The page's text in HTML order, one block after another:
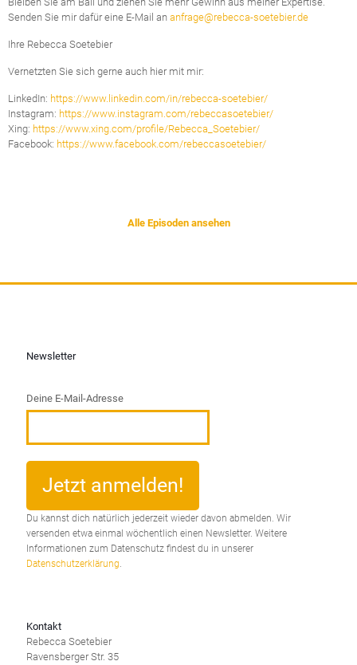
Senden Sie mir dafür eine E-Mail an anfrage@rebecca-soetebier.de
Ihre Rebecca Soetebier
Vernetzten Sie sich gerne auch hier mit mir:
LinkedIn: https://www.linkedin.com/in/rebecca-soetebier/
Instagram: https://www.instagram.com/rebeccasoetebier/
Xing: https://www.xing.com/profile/Rebecca_Soetebier/
Facebook: https://www.facebook.com/rebeccasoetebier/
Alle Episoden ansehen
Kontakt
Rebecca Soetebier
Ravensberger Str. 35
Newsletter
Deine E-Mail-Adresse
Du kannst dich natürlich jederzeit wieder davon abmelden. Wir
versenden etwa einmal wöchentlich einen Newsletter. Weitere
Informationen zum Datenschutz findest du in unserer
Datenschutzerklärung.